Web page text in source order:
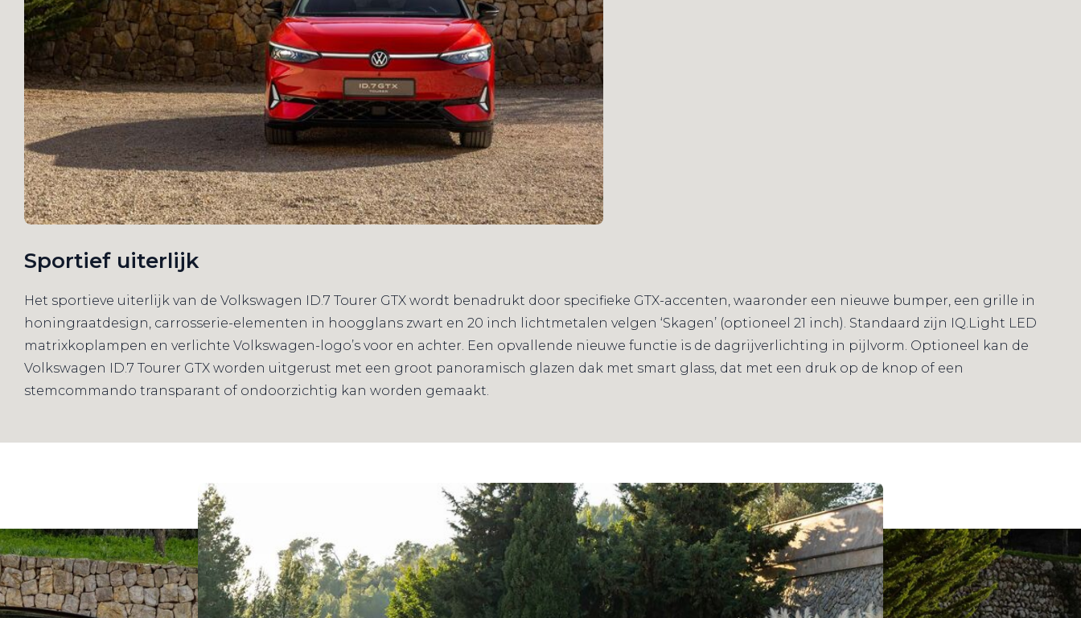
Sportief uiterlijk
Het sportieve uiterlijk van de Volkswagen ID.7 Tourer GTX wordt benadrukt door specifieke GTX-accenten, waaronder een nieuwe bumper, een grille in
honingraatdesign, carrosserie-elementen in hoogglans zwart en 20 inch lichtmetalen velgen ‘Skagen’ (optioneel 21 inch). Standaard zijn IQ.Light LED
matrixkoplampen en verlichte Volkswagen-logo’s voor en achter. Een opvallende nieuwe functie is de dagrijverlichting in pijlvorm. Optioneel kan de
Volkswagen ID.7 Tourer GTX worden uitgerust met een groot panoramisch glazen dak met smart glass, dat met een druk op de knop of een
stemcommando transparant of ondoorzichtig kan worden gemaakt.